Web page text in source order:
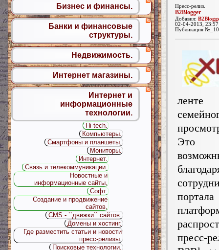
Пресс-релиз.
B2Blogger
Добавил:
02-04-2013,
Публикация
Это
пресс-
Бизнес и финансы.
Банки и финансовые
структуры.
Недвижимость.
Интернет магазины.
Интернет и
информационные
технологии.
Hi-tech.
Компьютеры.
Смартфоны и планшеты.
Мониторы.
Интернет.
Связь и телекоммуникации.
Новостные и
информационные сайты.
Софт.
Создание и продвижение
сайтов.
CMS - ``движки`` сайтов.
Домены и хостинг.
Где разместить статьи и новости
пресс-релизы.
Поисковые технологии.